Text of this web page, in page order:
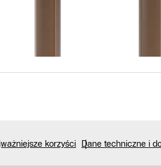
korzyści Dane techniczne i